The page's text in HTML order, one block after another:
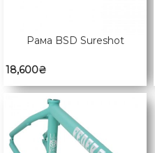
Рама BSD Sureshot
18,600₴